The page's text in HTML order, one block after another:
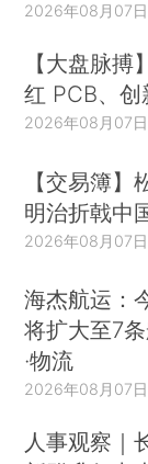
2026年08月07日
【大盘脉
红 PCB、
2026年08月07日
【交易簿
明治折戟中
2026年08月07日
海杰航运：
将扩大至7
·物流
2026年08月07日
人事观察｜